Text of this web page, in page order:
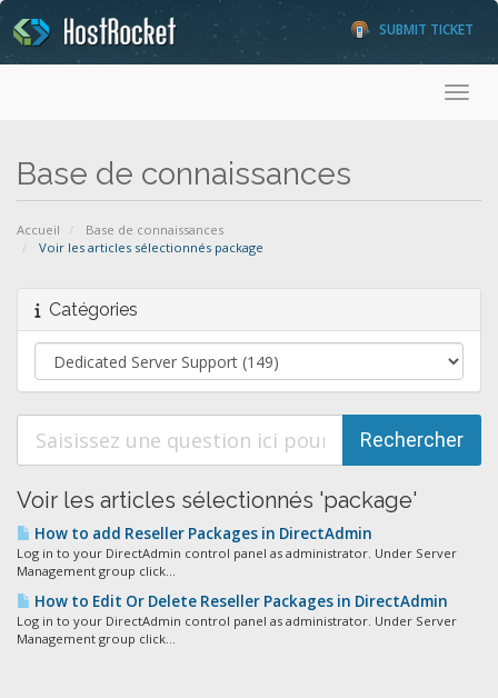
SUBMIT TICKET
Base de connaissances
Accueil
Base de connaissances
Voir les articles sélectionnés package
Catégories
Voir les articles sélectionnés 'package'
How to add Reseller Packages in DirectAdmin
Log in to your DirectAdmin control panel as administrator. Under Server
Management group click...
How to Edit Or Delete Reseller Packages in DirectAdmin
Log in to your DirectAdmin control panel as administrator. Under Server
Management group click...